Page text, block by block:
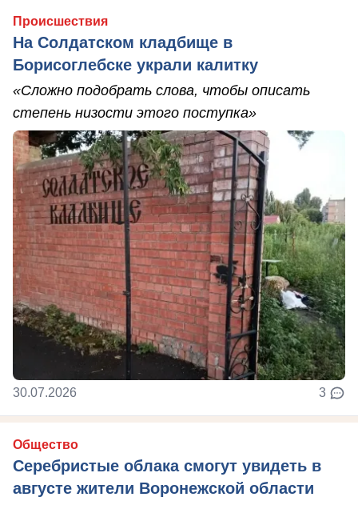
Происшествия
На Солдатском кладбище в
Борисоглебске украли калитку
«Сложно подобрать слова, чтобы описать
степень низости этого поступка»
30.07.2026 3
Общество
Серебристые облака смогут увидеть в
августе жители Воронежской области